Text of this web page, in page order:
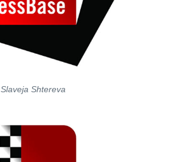
Slaveja Shtereva